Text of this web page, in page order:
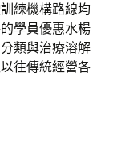
練機構路線均
學員優惠水楊
類與治療溶解
往傳統經營各